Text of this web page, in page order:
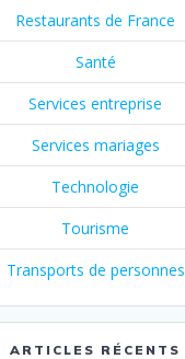
Restaurants de France
Santé
Services entreprise
Services mariages
Technologie
Tourisme
Transports de personnes
ARTICLES RÉCENTS